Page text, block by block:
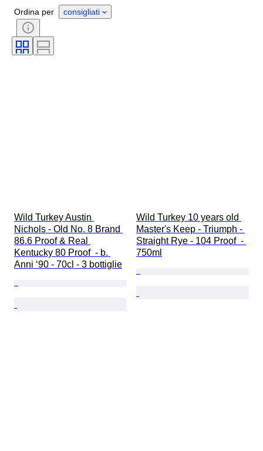
Formato della bottiglia
Elenco delle percentuali di alcool
Ordina per consigliati
Wild Turkey Austin
Nichols - Old No. 8 Brand
86.6 Proof & Real
Kentucky 80 Proof  - b.
Anni ‘90 - 70cl - 3 bottiglie
Wild Turkey 10 years old
Master's Keep - Triumph -
Straight Rye - 104 Proof  -
750ml